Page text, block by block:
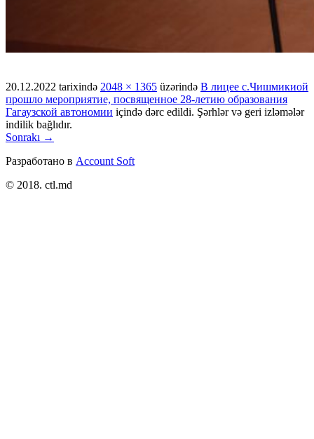
20.12.2022 tarixində 2048 × 1365 üzərində В лицее с.Чишмикиой
прошло мероприятие, посвященное 28-летию образования
Гагаузской автономии içində dərc edildi. Şərhlər və geri izləmələr
indilik bağlıdır.
Sonrakı →
Разработано в Account Soft
© 2018. ctl.md